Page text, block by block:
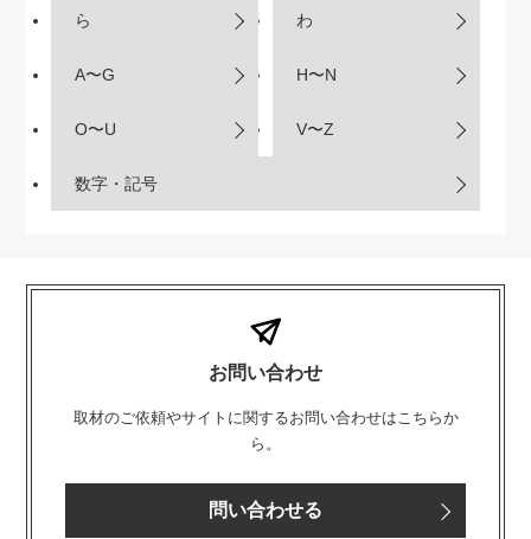
ら わ
A〜G H〜N
O〜U V〜Z
数字・記号
お問い合わせ
取材のご依頼やサイトに関するお問い合わせはこちらか
ら。
問い合わせる